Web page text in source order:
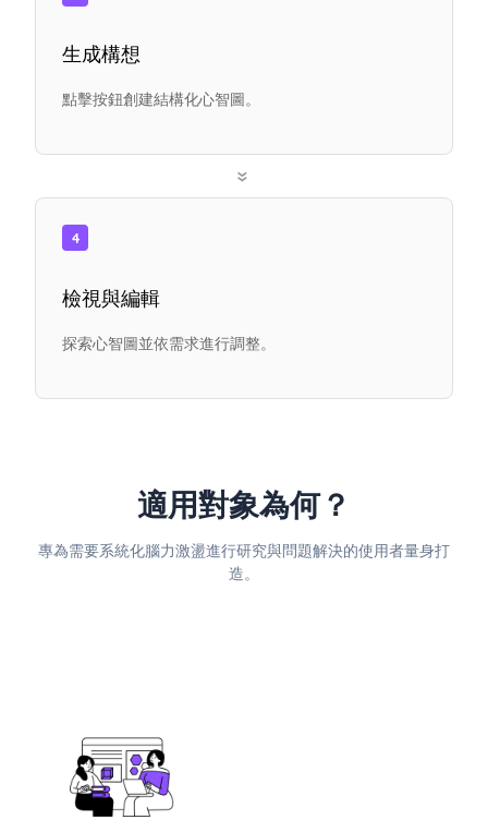
生成構想
點擊按鈕創建結構化心智圖。
»
4
檢視與編輯
探索心智圖並依需求進行調整。
適用對象為何？
專為需要系統化腦力激盪進行研究與問題解決的使用者量身打
造。